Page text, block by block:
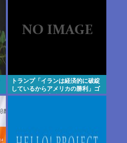
トランプ「イランは経済的に破綻
しているからアメリカの勝利」ゴ
ールポストが大移動